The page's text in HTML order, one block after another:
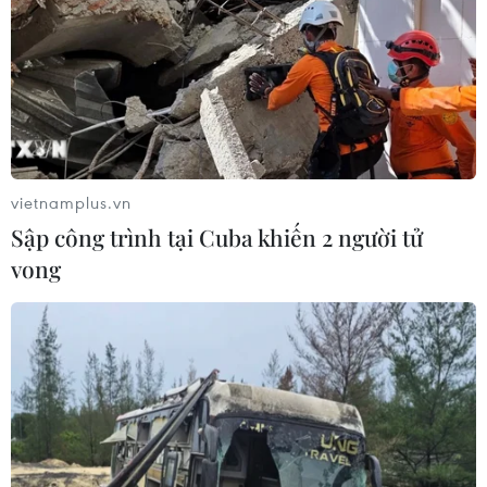
05/08/2026 23:16
Hội đồng Bảo an đánh giá về mối đe
dọa của IS đối với hòa bình, an ninh
quốc tế
05/08/2026 23:15
Mỹ hoàn trả khoảng 100 tỷ USD thuế
quan sau phán quyết của Tòa án Tối
cao
05/08/2026 22:58
Tổng Bí thư, Chủ tịch nước tiếp Tư
lệnh Bộ Chỉ huy Thái Bình Dương
vietnamplus.vn
Sập công trình tại Cuba khiến 2 người tử
vong